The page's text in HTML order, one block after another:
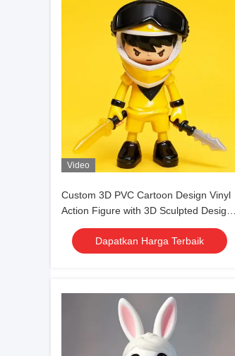
Video
Custom 3D PVC Cartoon Design Vinyl
Action Figure with 3D Sculpted Designs
for Ages 8 to 13 Years
Dapatkan Harga Terbaik